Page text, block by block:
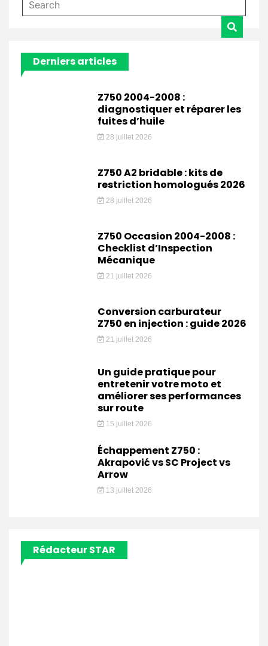
Derniers articles
Z750 2004-2008 :
diagnostiquer et réparer les
fuites d’huile
28 juillet 2026
Z750 A2 bridable : kits de
restriction homologués 2026
28 juillet 2026
Z750 Occasion 2004-2008 :
Checklist d’Inspection
Mécanique
21 juillet 2026
Conversion carburateur
Z750 en injection : guide 2026
21 juillet 2026
Un guide pratique pour
entretenir votre moto et
améliorer ses performances
sur route
15 juillet 2026
Échappement Z750 :
Akrapović vs SC Project vs
Arrow
13 juillet 2026
Rédacteur STAR